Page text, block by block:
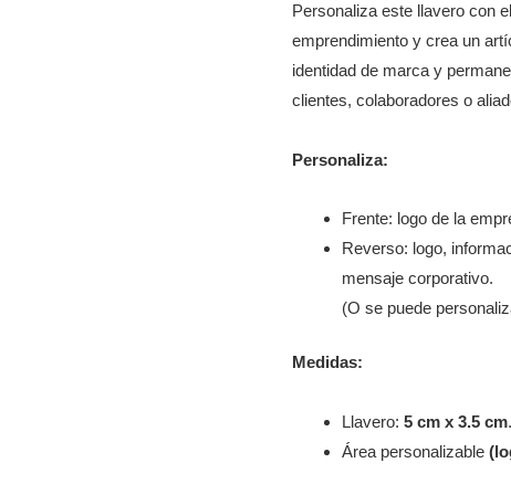
Personaliza este llavero con
emprendimiento y crea un
identidad de marca y
clientes, colaboradores o
Personaliza:
Frente: logo de la
Reverso: logo,
mensaje corporativo.
(O se puede
Medidas:
Llavero: 5 cm x 3.5 cm.
Área personalizable